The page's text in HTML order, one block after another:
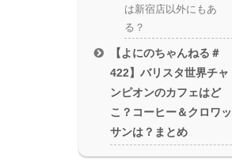
は新宿店以外にもあ
る？
【よにのちゃんねる＃
422】バリスタ世界チャ
ンピオンのカフェはど
こ？コーヒー＆クロワッ
サンは？まとめ